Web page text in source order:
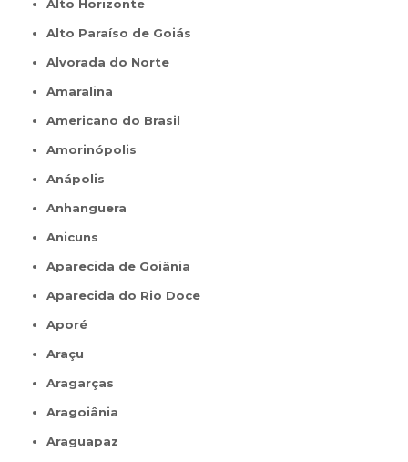
Alto Horizonte
Alto Paraíso de Goiás
Alvorada do Norte
Amaralina
Americano do Brasil
Amorinópolis
Anápolis
Anhanguera
Anicuns
Aparecida de Goiânia
Aparecida do Rio Doce
Aporé
Araçu
Aragarças
Aragoiânia
Araguapaz